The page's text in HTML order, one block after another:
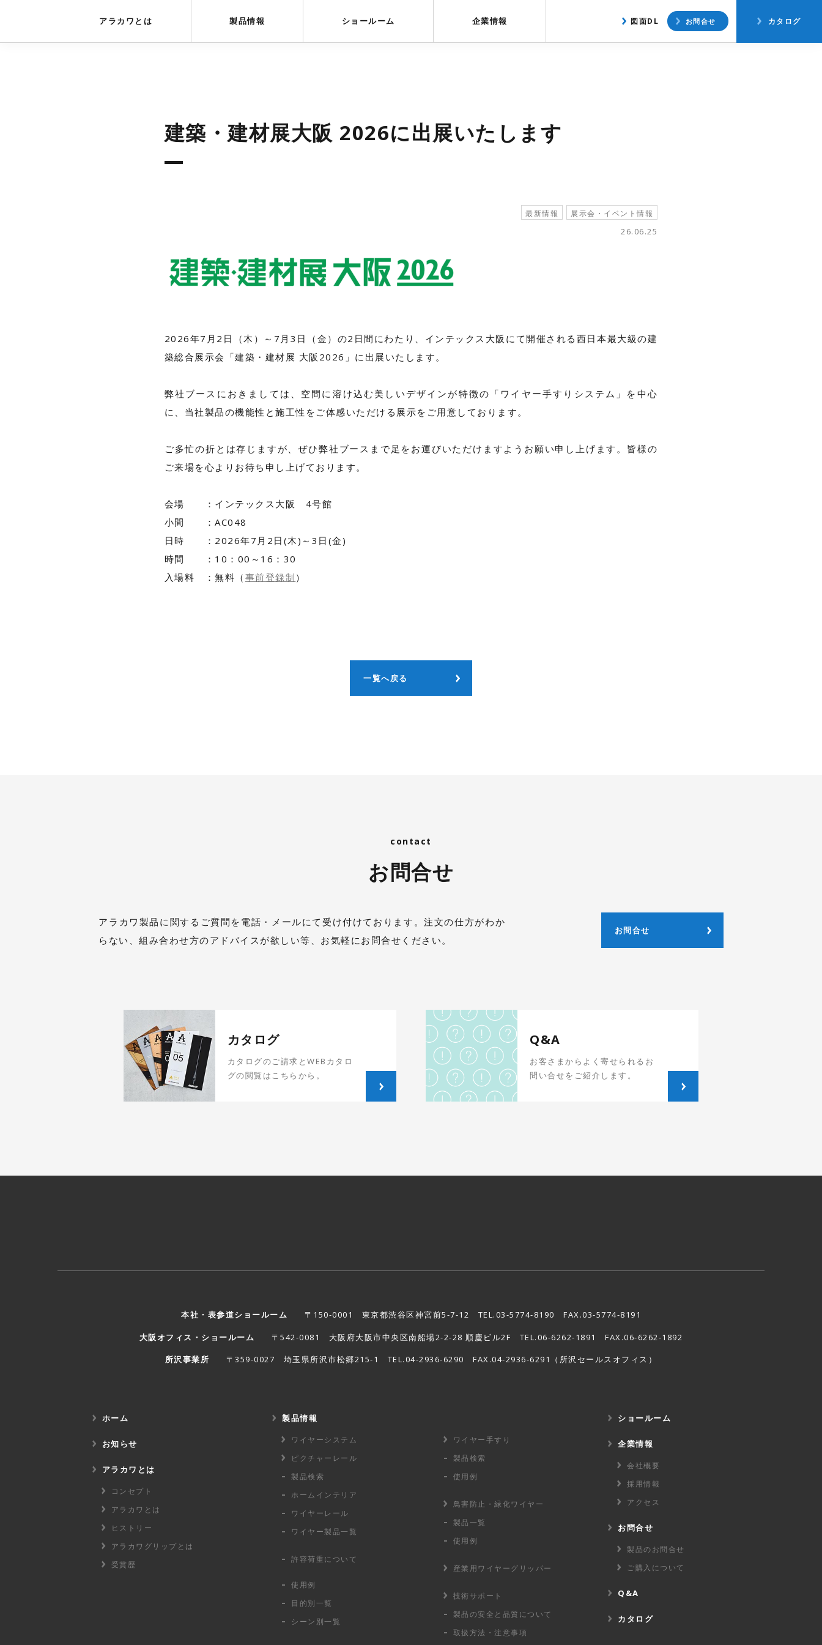
アラカワとは 製品情報
ショールーム
企業情報 図面DL お問合せ カタログ
建築・建材展大阪 2026に出展いたします
最新情報 展示会・イベント情報
26.06.25
2026年7月2日（木）～7月3日（金）の2日間にわたり、インテックス大阪にて開催される西日本最大級の建
築総合展示会「建築・建材展 大阪2026」に出展いたします。
弊社ブースにおきましては、空間に溶け込む美しいデザインが特徴の「ワイヤー手すりシステム」を中心
に、当社製品の機能性と施工性をご体感いただける展示をご用意しております。
ご多忙の折とは存じますが、ぜひ弊社ブースまで足をお運びいただけますようお願い申し上げます。皆様の
ご来場を心よりお待ち申し上げております。
会場 ：インテックス大阪 4号館
小間 ：AC048
日時 ：2026年7月2日(木)～3日(金)
時間 ：10：00～16：30
入場料 ：無料（ 事前登録制 ）
一覧へ戻る
お問合せ
アラカワ製品に関するご質問を電話・メールにて受け付けております。注文の仕方がわか
らない、組み合わせ方のアドバイスが欲しい等、お気軽にお問合せください。
お問合せ
カタログ
カタログのご請求とWEBカタロ
グの閲覧はこちらから。
Q&A
お客さまからよく寄せられるお
問い合せをご紹介します。
本社・表参道ショールーム 〒150-0001 東京都渋谷区神宮前5-7-12 TEL.03-5774-8190 FAX.03-5774-8191
大阪オフィス・ショールーム 〒542-0081 大阪府大阪市中央区南船場2-2-28 順慶ビル2F TEL.06-6262-1891 FAX.06-6262-1892
所沢事業所 〒359-0027 埼玉県所沢市松郷215-1 TEL.04-2936-6290 FAX.04-2936-6291 （所沢セールスオフィス）
ホーム
お知らせ
アラカワとは
コンセプト
アラカワとは
ヒストリー
アラカワグリップとは
受賞歴
製品情報
ワイヤーシステム
ピクチャーレール
製品検索
ホームインテリア
ワイヤーレール
ワイヤー製品一覧
許容荷重について
使用例
目的別一覧
シーン別一覧
ワイヤー手すり
製品検索
使用例
鳥害防止・緑化ワイヤー
製品一覧
使用例
産業用ワイヤーグリッパー
技術サポート
製品の安全と品質について
取扱方法・注意事項
ショールーム
企業情報
会社概要
採用情報
アクセス
お問合せ
製品のお問合せ
ご購入について
Q&A
カタログ